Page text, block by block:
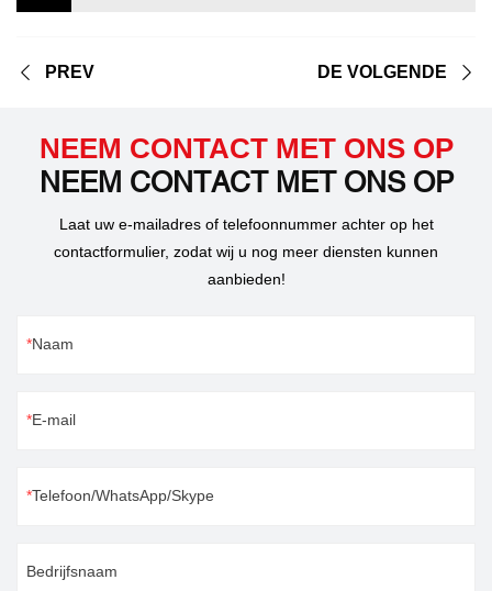
PREV DE VOLGENDE
NEEM CONTACT MET ONS OP
NEEM CONTACT MET ONS OP
Laat uw e-mailadres of telefoonnummer achter op het
contactformulier, zodat wij u nog meer diensten kunnen
aanbieden!
Naam
E-mail
Telefoon/WhatsApp/Skype
Bedrijfsnaam